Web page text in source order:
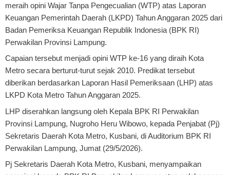
meraih opini Wajar Tanpa Pengecualian (WTP) atas Laporan
Keuangan Pemerintah Daerah (LKPD) Tahun Anggaran 2025 dari
Badan Pemeriksa Keuangan Republik Indonesia (BPK RI)
Perwakilan Provinsi Lampung.
Capaian tersebut menjadi opini WTP ke-16 yang diraih Kota
Metro secara berturut-turut sejak 2010. Predikat tersebut
diberikan berdasarkan Laporan Hasil Pemeriksaan (LHP) atas
LKPD Kota Metro Tahun Anggaran 2025.
LHP diserahkan langsung oleh Kepala BPK RI Perwakilan
Provinsi Lampung, Nugroho Heru Wibowo, kepada Penjabat (Pj)
Sekretaris Daerah Kota Metro, Kusbani, di Auditorium BPK RI
Perwakilan Lampung, Jumat (29/5/2026).
Pj Sekretaris Daerah Kota Metro, Kusbani, menyampaikan